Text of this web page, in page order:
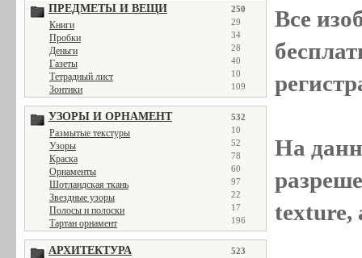
ПРЕДМЕТЫ И ВЕЩИ 250
Книги 29
Пробки 34
Деньги 28
Газеты 40
Тетрадный лист 10
Зонтики 109
УЗОРЫ И ОРНАМЕНТ 532
Размытые текстуры 10
Узоры 52
Краска 78
Орнаменты 60
Шотландская ткань 97
Звездные узоры 22
Полосы и полоски 17
Тартан орнамент 196
АРХИТЕКТУРА 523
Все
На
texture,